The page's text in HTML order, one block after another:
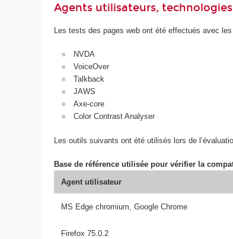
Agents utilisateurs,
Les tests des pages web ont été effectués avec
NVDA
VoiceOver
Talkback
JAWS
Axe-core
Color Contrast Analyser
Les outils suivants ont été utilisés lors de
Base de référence utilisée pour vérifier la
Agent utilisateur
MS Edge chromium, Google Chrome
Firefox 75.0.2